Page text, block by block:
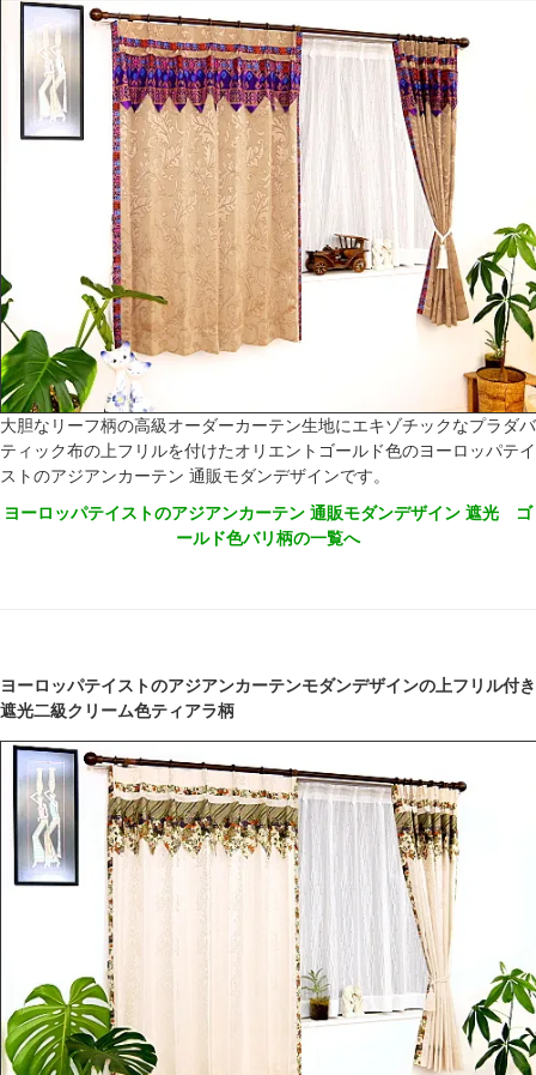
大胆なリーフ柄の高級オーダーカーテン生地にエキゾチックなプラダバ
ティック布の上フリルを付けたオリエントゴールド色のヨーロッパテイ
ストのアジアンカーテン 通販モダンデザインです。
ヨーロッパテイストのアジアンカーテン 通販モダンデザイン 遮光 ゴ
ールド色バリ柄の一覧へ
ヨーロッパテイストのアジアンカーテンモダンデザインの上フリル付き
遮光二級クリーム色ティアラ柄